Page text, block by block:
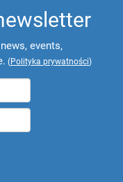
events,
(Polityka prywatności)